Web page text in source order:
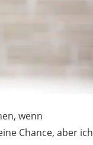
wenn
Chance, aber ich